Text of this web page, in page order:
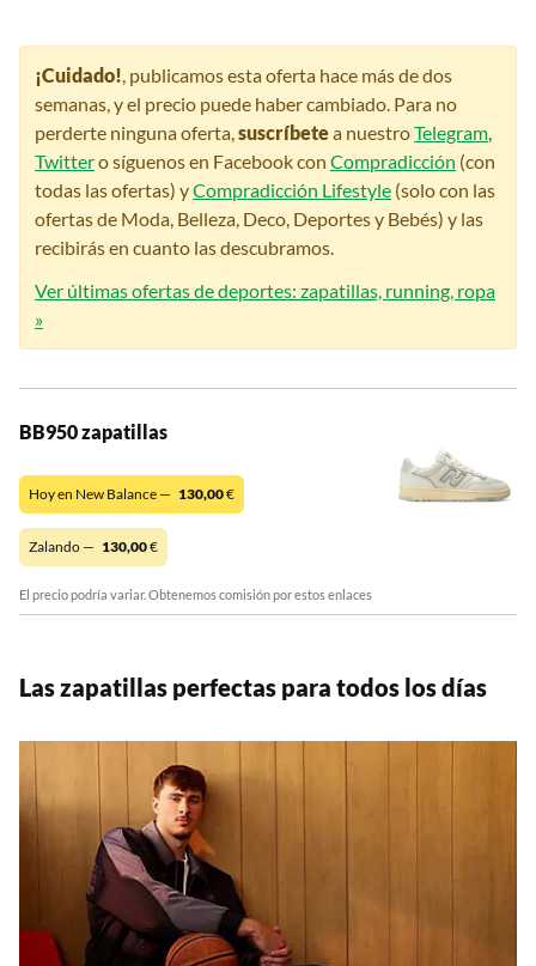
¡Cuidado!, publicamos esta oferta hace más de dos
semanas, y el precio puede haber cambiado. Para no
perderte ninguna oferta,suscríbetea nuestroTelegram,
Twittero síguenos en Facebook con Compradicción (con
todas las ofertas) yCompradicción Lifestyle (solo con las
ofertas de Moda, Belleza, Deco, Deportes y Bebés) y las
recibirás en cuanto las descubramos.
Ver últimas ofertas de deportes: zapatillas, running, ropa
»
BB950 zapatillas
Hoy en New Balance — 130,00€
Zalando — 130,00€
El precio podría variar. Obtenemos comisión por estos enlaces
Las zapatillas perfectas para todos los días